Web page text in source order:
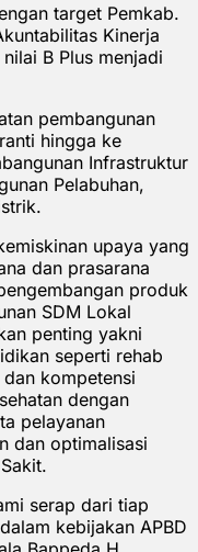
target Pemkab.
Kinerja
B Plus menjadi
pembangunan
hingga ke
Infrastruktur
Pelabuhan,
upaya yang
dan prasarana
produk
SDM Lokal
penting yakni
seperti rehab
kompetensi
dengan
pelayanan
dan optimalisasi
serap dari tiap
kebijakan APBD